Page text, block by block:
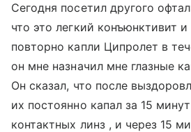
Сегодня посетил другого
что это легкий конъюнктивит
повторно капли Ципролет в
он мне назначил мне глазные
Он сказал, что после
их постоянно капал за 15
контактных линз , и через 15